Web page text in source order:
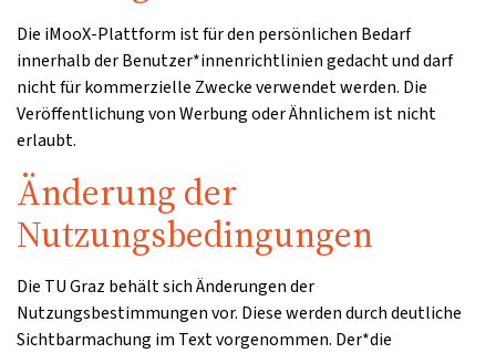
Die iMooX-Plattform ist für den persönlichen Bedarf
innerhalb der Benutzer*innenrichtlinien gedacht und darf
nicht für kommerzielle Zwecke verwendet werden. Die
Veröffentlichung von Werbung oder Ähnlichem ist nicht
erlaubt.
Änderung der
Nutzungsbedingungen
Die TU Graz behält sich Änderungen der
Nutzungsbestimmungen vor. Diese werden durch deutliche
Sichtbarmachung im Text vorgenommen. Der*die